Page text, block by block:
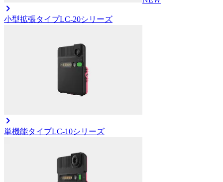
小型拡張タイプLC-20シリーズ
単機能タイプLC-10シリーズ